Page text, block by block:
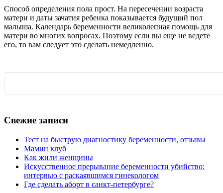
Способ определения пола прост. На пересечении возраста
матери и даты зачатия ребенка показывается будущий пол
малыша. Календарь беременности великолепная помощь для
матери во многих вопросах. Поэтому если вы еще не ведете
его, то вам следует это сделать немедленно.
Свежие записи
Тест на быструю диагностику беременности, отзывы
Мамин клуб
Как жили женщины
Искусственное прерывание беременности убийство:
интервью с раскаявшимся гинекологом
Где сделать аборт в санкт-петербурге?